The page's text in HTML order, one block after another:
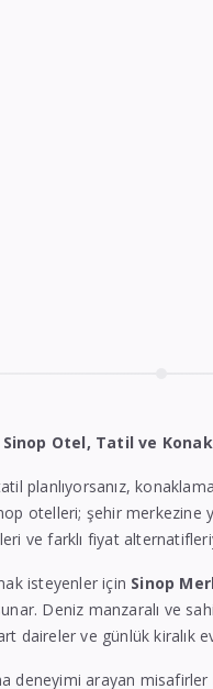
Sinop Otel, Tatil ve
planlıyorsanız,
otelleri; şehir merkezine
ve farklı fiyat
isteyenler için Sinop
Deniz manzaralı ve
daireler ve günlük kiralık
deneyimi arayan misafirler